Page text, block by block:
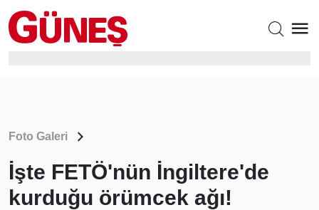
Foto Galeri
İşte FETÖ'nün İngiltere'de
kurduğu örümcek ağı!